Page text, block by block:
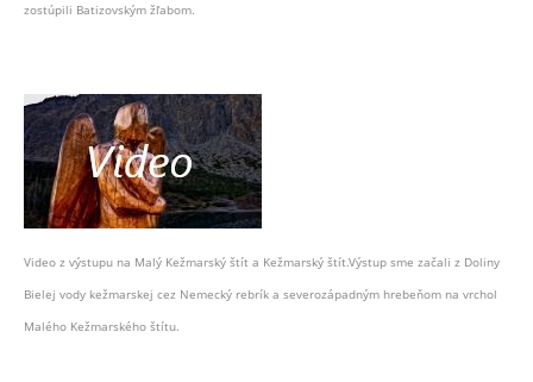
zostúpili Batizovským žľabom.
Video z výstupu na Malý Kežmarský štít a Kežmarský štít.Výstup sme začali z Doliny
Bielej vody kežmarskej cez Nemecký rebrík a severozápadným hrebeňom na vrchol
Malého Kežmarského štítu.